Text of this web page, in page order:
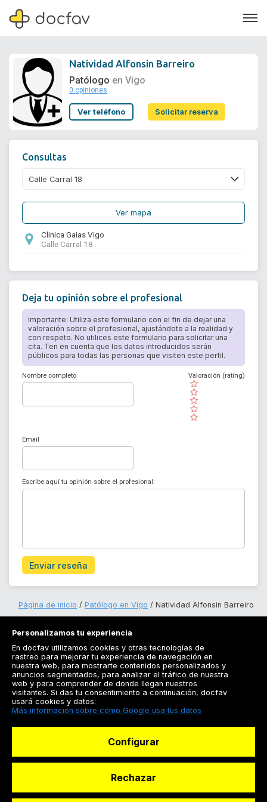
Soporte
Natividad Alfonsin Barreiro
Patólogo en Vigo
0 opiniones
Ver teléfono Solicitar reserva
Consultas
Ver mapa
Clinica Gaias Vigo
Calle Carral 18
Deja tu opinión sobre el profesional
Importante: Utiliza este formulario con el fin de dejar una
valoración sobre el profesional, ajustándote a la realidad y
con respeto. No utilices este formulario para solicitar una
cita. Ten en cuenta que los datos introducidos serán
públicos para todas las personas que visiten este perfil.
Nombre completo
( )
( )
( )
( )
( )
Valoración (rating)
Email
Escribe aquí tu opinión sobre el profesional:
Enviar reseña
Página de inicio Patólogo en Vigo Natividad Alfonsin Barreiro
Registrarse
Docfav
Personalizamos tu experiencia
En docfav utilizamos cookies y otras tecnologías de
rastreo para mejorar tu experiencia de navegación en
nuestra web, para mostrarte contenidos personalizados y
anuncios segmentados, para analizar el tráfico de nuestra
web y para comprender de donde llegan nuestros
visitantes. Si das tu consentimiento a continuación, docfav
usará cookies y datos:
Más información sobre cómo Google usa tus datos
Configurar
Rechazar